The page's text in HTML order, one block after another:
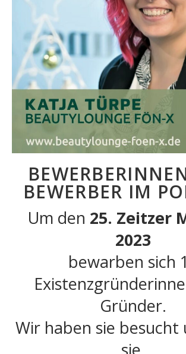
BEWERBER IM
Um den 25. Zeitzer
2023
bewarben sich
Gründer.
Wir haben sie besucht